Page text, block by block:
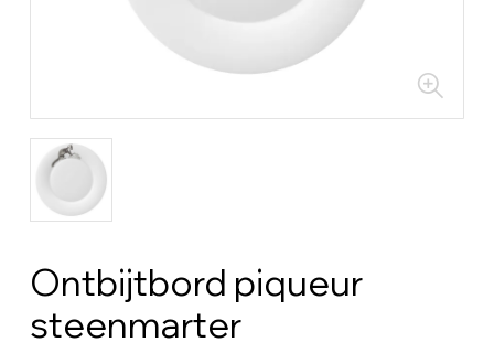
Ontbijtbord piqueur
steenmarter